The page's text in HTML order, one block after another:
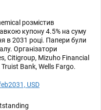
розмістив
купону 4.5% на суму
в 2031 році. Папери були
Організатори
Citigroup, Mizuho Financial
Bank, Wells Fargo.
USD